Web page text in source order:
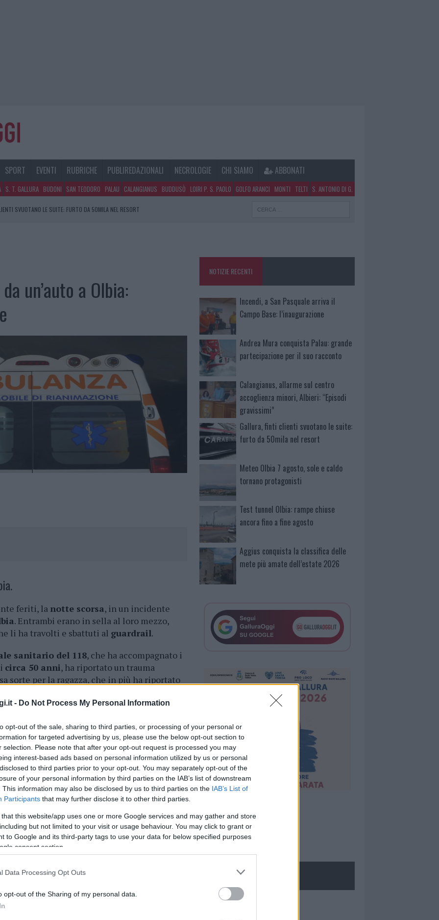
- Do Not Process My Personal Information
opt-out of the sale, sharing to third parties, or processing of your personal or
for targeted advertising by us, please use the below opt-out section to
selection. Please note that after your opt-out request is processed you may
interest-based ads based on personal information utilized by us or personal
to third parties prior to your opt-out. You may separately opt-out of the
of your personal information by third parties on the IAB’s list of downstream
This information may also be disclosed by us to third parties on the IAB’s List of
Participants that may further disclose it to other third parties.
that this website/app uses one or more Google services and may gather and store
but not limited to your visit or usage behaviour. You may click to grant or
to Google and its third-party tags to use your data for below specified purposes
consent section.
Data Processing Opt Outs
opt-out of the Sharing of my personal data.
SPORT EVENTI RUBRICHE PUBLIREDAZIONALI NECROLOGIE CHI SIAMO ABBONATI
S. T. GALLURA BUDONI SAN TEODORO PALAU CALANGIANUS BUDDUSÒ LOIRI P. S. PAOLO GOLFO ARANCI MONTI TELTI S. ANTONIO DI G.
SVUOTANO LE SUITE: FURTO DA 50MILA NEL RESORT
SOLE E CALDO TORNANO PROTAGONISTI
un’auto a Olbia:
feriti, la notte scorsa, in un incidente
. Entrambi erano in sella al loro mezzo,
li ha travolti e sbattuti al guardrail.
sanitario del 118, che ha accompagnato i
circa 50 anni, ha riportato un trauma
sorte per la ragazza, che in più ha riportato
cliccandoqui
nella sezioneLogindal menù del sito o
Ospedale Olbia
NOTIZIE RECENTI
Incendi, a San Pasquale arriva il
Campo Base: l’inaugurazione
Andrea Mura conquista Palau: grande
partecipazione per il suo racconto
Calangianus, allarme sul centro
accoglienza minori, Albieri: “Episodi
gravissimi”
Gallura, finti clienti svuotano le suite:
furto da 50mila nel resort
Meteo Olbia 7 agosto, sole e caldo
tornano protagonisti
Test tunnel Olbia: rampe chiuse
ancora fino a fine agosto
Aggius conquista la classifica delle
mete più amate dell’estate 2026
NECROLOGIE